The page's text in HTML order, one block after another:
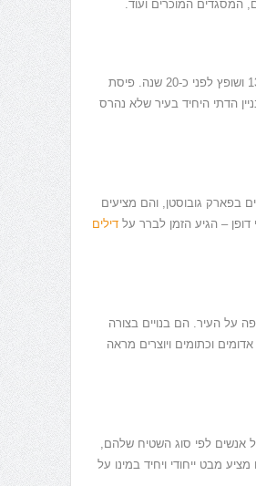
המסגדים המוכרים ועוד.
מקום שחובה לראות, גם עבור אנשים שאינם מוסלמים. המסגד הוקם במאה ה-13 ושופץ לפני כ-20 שנה. פיסת
הדתי היחיד בעיר שלא נהרס
נמצאים בפארק גובוסטן, והם מציעים
– הגיע הזמן לברר עלדילים
על העיר. הם בנויים בצורה
וכתומים ויוצרים מראה
אנשים לפי סוג השטיח שלהם,
מבט ייחודי ויחיד במינו על